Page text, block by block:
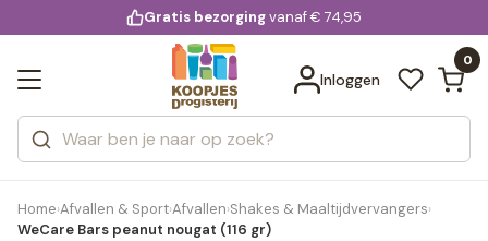
voor 20:00 uur besteld
Gratis bezorgingvanaf € 74,95
Inloggen
0
Zoeken
Categorieën
Merken
Bekijk alle resultaten
Home›Afvallen & Sport›Afvallen›Shakes & Maaltijdvervangers›
WeCare Bars peanut nougat (116 gr)